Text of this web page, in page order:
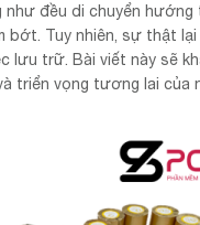
đều di chuyển
Tuy nhiên, sự thật
lưu trữ. Bài viết này sẽ
triển vọng tương lai của